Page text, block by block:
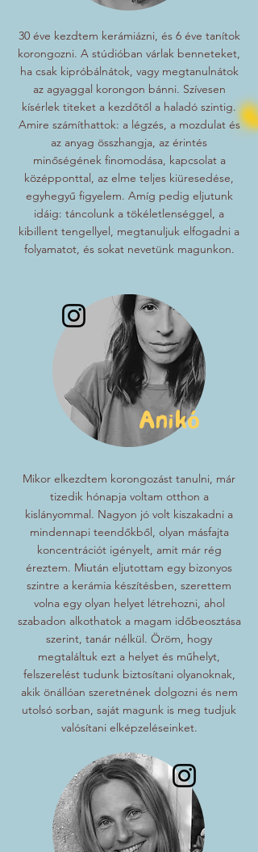
30 éve kezdtem kerámiázni, és 6 éve tanítok
korongozni. A stúdióban várlak benneteket,
ha csak kipróbálnátok, vagy megtanulnátok
az agyaggal korongon bánni. Szívesen
kísérlek titeket a kezdőtől a haladó szintig.
Amire számíthattok: a légzés, a mozdulat és
az anyag összhangja, az érintés
minőségének finomodása, kapcsolat a
középponttal, az elme teljes kiüresedése,
egyhegyű figyelem. Amíg pedig eljutunk
idáig: táncolunk a tökéletlenséggel, a
kibillent tengellyel, megtanuljuk elfogadni a
folyamatot, és sokat nevetünk magunkon.
Anikó
Mikor elkezdtem korongozást tanulni, már
tizedik hónapja voltam otthon a
kislányommal. Nagyon jó volt kiszakadni a
mindennapi teendőkből, olyan másfajta
koncentrációt igényelt, amit már rég
éreztem. Miután eljutottam egy bizonyos
szintre a kerámia készítésben, szerettem
volna egy olyan helyet létrehozni, ahol
szabadon alkothatok a magam időbeosztása
szerint, tanár nélkül. Öröm, hogy
megtaláltuk ezt a helyet és műhelyt,
felszerelést tudunk biztosítani olyanoknak,
akik önállóan szeretnének dolgozni és nem
utolsó sorban, saját magunk is meg tudjuk
valósítani elképzeléseinket.